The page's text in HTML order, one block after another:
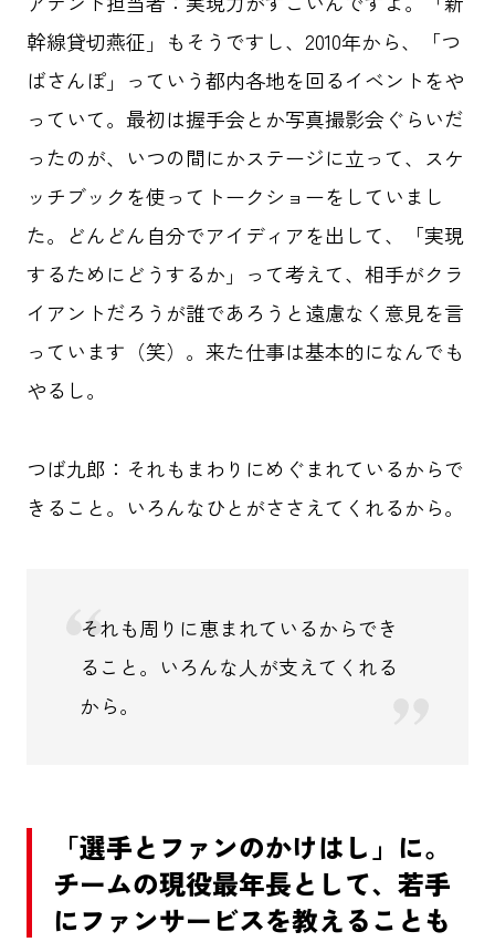
幹線貸切燕征」もそうですし、2010年から、「つ
ばさんぽ」っていう都内各地を回るイベントをや
っていて。最初は握手会とか写真撮影会ぐらいだ
ったのが、いつの間にかステージに立って、スケ
ッチブックを使ってトークショーをしていまし
た。どんどん自分でアイディアを出して、「実現
するためにどうするか」って考えて、相手がクラ
イアントだろうが誰であろうと遠慮なく意見を言
っています（笑）。来た仕事は基本的になんでも
やるし。
つば九郎：それもまわりにめぐまれているからで
きること。いろんなひとがささえてくれるから。
それも周りに恵まれているからでき
ること。いろんな人が支えてくれる
から。
「選手とファンのかけはし」に。
チームの現役最年長として、若手
にファンサービスを教えることも